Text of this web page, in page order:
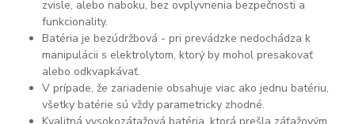
zvisle, alebo naboku, bez ovplyvnenia bezpečnosti a
funkcionality.
Batéria je bezúdržbová - pri prevádzke nedochádza k
manipulácii s elektrolytom, ktorý by mohol presakovať
alebo odkvapkávať.
V prípade, že zariadenie obsahuje viac ako jednu batériu,
všetky batérie sú vždy parametricky zhodné.
Kvalitná vysokozátažová batéria, ktorá prešla záťažovým